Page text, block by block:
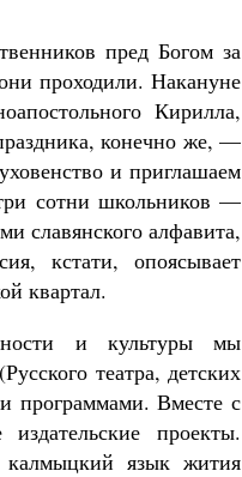
пред Богом за
проходили. Накануне
Кирилла,
конечно же, —
и приглашаем
сотни школьников —
славянского алфавита,
кстати, опоясывает
квартал.
и культуры мы
театра, детских
программами. Вместе с
проекты.
язык жития